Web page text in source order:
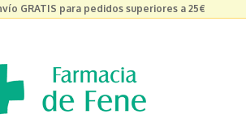
GRATIS para pedidos superiores a 25€